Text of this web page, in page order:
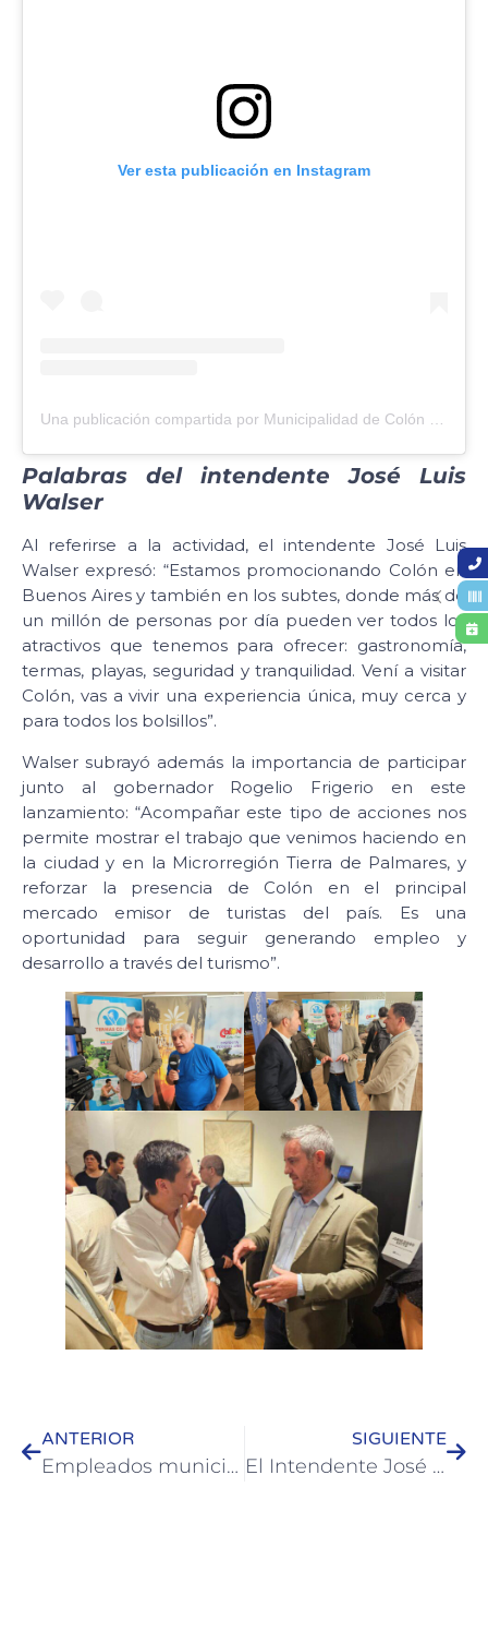
Ver esta publicación en Instagram
Una publicación compartida por Municipalidad de Colón (@municoloner)
Palabras del intendente José Luis
Walser
Al referirse a la actividad, el intendente José Luis
Walser expresó: “Estamos promocionando Colón en
Buenos Aires y también en los subtes, donde más de
un millón de personas por día pueden ver todos los
atractivos que tenemos para ofrecer: gastronomía,
termas, playas, seguridad y tranquilidad. Vení a visitar
Colón, vas a vivir una experiencia única, muy cerca y
para todos los bolsillos”.
Walser subrayó además la importancia de participar
junto al gobernador Rogelio Frigerio en este
lanzamiento: “Acompañar este tipo de acciones nos
permite mostrar el trabajo que venimos haciendo en
la ciudad y en la Microrregión Tierra de Palmares, y
reforzar la presencia de Colón en el principal
mercado emisor de turistas del país. Es una
oportunidad para seguir generando empleo y
desarrollo a través del turismo”.
ANTERIOR
Empleados municipales de Colón accedieron a lotes propios a través del sorteo de la Caja de Jubilaciones
SIGUIENTE
El Intendente José Luis Walser recibió al plantel de La Armonía tras el ascenso a la Liga Federal de Básquet